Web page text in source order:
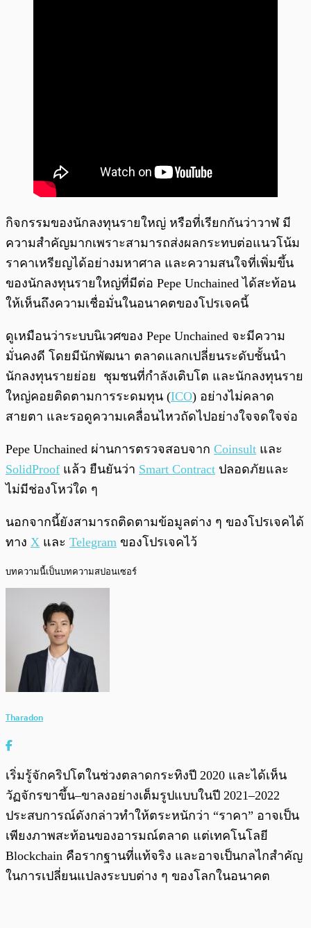
กิจกรรมของนักลงทุนรายใหญ่ หรือที่เรียกกันว่าวาฬ มี
ความสำคัญมากเพราะสามารถส่งผลกระทบต่อแนวโน้ม
ราคาเหรียญได้อย่างมหาศาล และความสนใจที่เพิ่มขึ้น
ของนักลงทุนรายใหญ่ที่มีต่อ Pepe Unchained ได้สะท้อน
ให้เห็นถึงความเชื่อมั่นในอนาคตของโปรเจคนี้
ดูเหมือนว่าระบบนิเวศของ Pepe Unchained จะมีความ
มั่นคงดี โดยมีนักพัฒนา ตลาดแลกเปลี่ยนระดับชั้นนำ
นักลงทุนรายย่อย ชุมชนที่กำลังเติบโต และนักลงทุนราย
ใหญ่คอยติดตามการระดมทุน (ICO) อย่างไม่คลาด
สายตา และรอดูความเคลื่อนไหวถัดไปอย่างใจจดใจจ่อ
Pepe Unchained ผ่านการตรวจสอบจาก Coinsult และ
SolidProof แล้ว ยืนยันว่า Smart Contract ปลอดภัยและ
ไม่มีช่องโหว่ใด ๆ
นอกจากนี้ยังสามารถติดตามข้อมูลต่าง ๆ ของโปรเจคได้
ทาง X และ Telegram ของโปรเจคไว้
บทความนี้เป็นบทความสปอนเซอร์
Tharadon
เริ่มรู้จักคริปโตในช่วงตลาดกระทิงปี 2020 และได้เห็น
วัฏจักรขาขึ้น–ขาลงอย่างเต็มรูปแบบในปี 2021–2022
ประสบการณ์ดังกล่าวทำให้ตระหนักว่า “ราคา” อาจเป็น
เพียงภาพสะท้อนของอารมณ์ตลาด แต่เทคโนโลยี
Blockchain คือรากฐานที่แท้จริง และอาจเป็นกลไกสำคัญ
ในการเปลี่ยนแปลงระบบต่าง ๆ ของโลกในอนาคต